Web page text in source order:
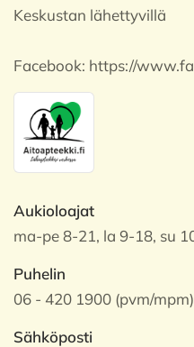
Keskustan lähettyvillä
Facebook: https://
Aukioloajat
ma-pe 8-21, la 9-18, su
Puhelin
06 - 420 1900 (pvm/mpm)
Sähköposti